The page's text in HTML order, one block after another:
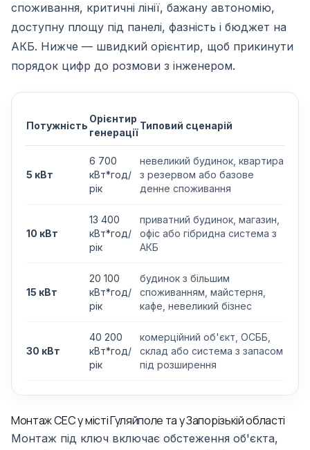
споживання, критичні лінії, бажану автономію,
доступну площу під панелі, фазність і бюджет на
АКБ. Нижче — швидкий орієнтир, щоб прикинути
порядок цифр до розмови з інженером.
Потужність
Орієнтир
генерації
Типовий сценарій
5 кВт
6 700
кВт*год/
рік
невеликий будинок, квартира
з резервом або базове
денне споживання
10 кВт
13 400
кВт*год/
рік
приватний будинок, магазин,
офіс або гібридна система з
АКБ
15 кВт
20 100
кВт*год/
рік
будинок з більшим
споживанням, майстерня,
кафе, невеликий бізнес
30 кВт
40 200
кВт*год/
рік
комерційний об'єкт, ОСББ,
склад або система з запасом
під розширення
Монтаж СЕС у місті Гуляйполе та у Запорізькій області
Монтаж під ключ включає обстеження об'єкта,